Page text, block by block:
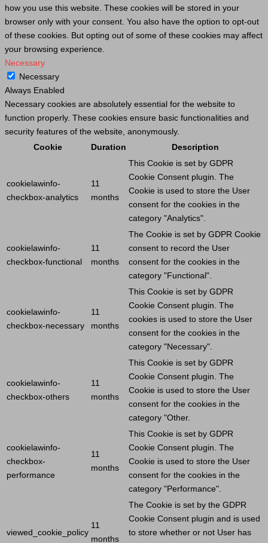
how you use this website. These cookies will be stored in your
browser only with your consent. You also have the option to opt-out
of these cookies. But opting out of some of these cookies may affect
your browsing experience.
Necessary
Necessary
Always Enabled
Necessary cookies are absolutely essential for the website to
function properly. These cookies ensure basic functionalities and
security features of the website, anonymously.
Cookie
Duration Description
cookielawinfo-
checkbox-analytics
11
months
This Cookie is set by GDPR
Cookie Consent plugin. The
Cookie is used to store the User
consent for the cookies in the
category "Analytics".
cookielawinfo-
checkbox-functional
11
months
The Cookie is set by GDPR Cookie
consent to record the User
consent for the cookies in the
category "Functional".
cookielawinfo-
checkbox-necessary
11
months
This Cookie is set by GDPR
Cookie Consent plugin. The
cookies is used to store the User
consent for the cookies in the
category "Necessary".
cookielawinfo-
checkbox-others
11
months
This Cookie is set by GDPR
Cookie Consent plugin. The
Cookie is used to store the User
consent for the cookies in the
category "Other.
cookielawinfo-
checkbox-
performance
11
months
This Cookie is set by GDPR
Cookie Consent plugin. The
Cookie is used to store the User
consent for the cookies in the
category "Performance".
viewed_cookie_policy
11
months
The Cookie is set by the GDPR
Cookie Consent plugin and is used
to store whether or not User has